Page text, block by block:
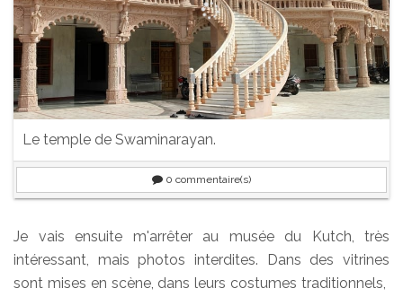
Le temple de Swaminarayan.
0 commentaire(s)
Je vais ensuite m'arrêter au musée du Kutch, très
intéressant, mais photos interdites. Dans des vitrines
sont mises en scène, dans leurs costumes traditionnels,